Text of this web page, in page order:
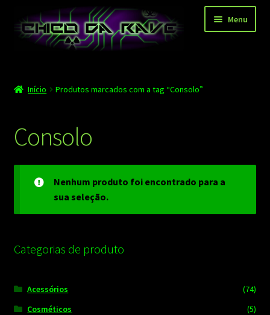
para
navegação
para
Menu
Depoimentos
Carrinho
Finalizar compra
Minha conta
Início Produtos marcados com a tag “Consolo”
Consolo
Nenhum produto foi encontrado para a
sua seleção.
Categorias de produto
Acessórios
(74)
Cosméticos
(5)